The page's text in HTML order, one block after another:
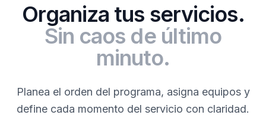
Organiza tus servicios.
Sin caos de último
minuto.
Planea el orden del programa, asigna equipos y
define cada momento del servicio con claridad.